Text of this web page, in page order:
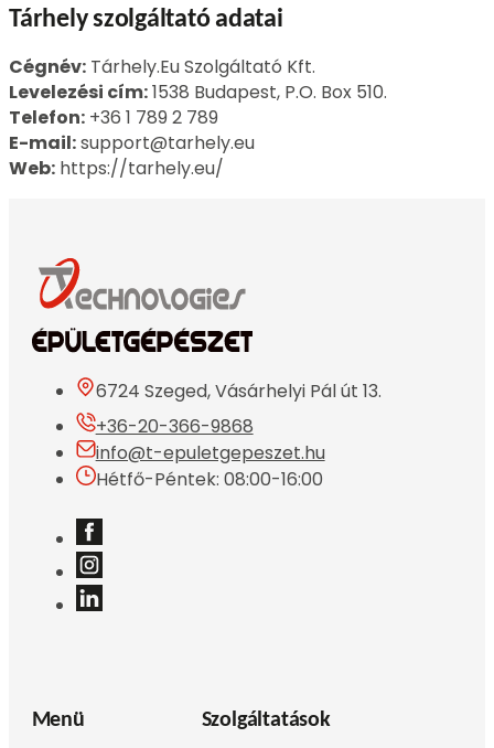
Tárhely szolgáltató adatai
Cégnév: Tárhely.Eu Szolgáltató Kft.
Levelezési cím:1538 Budapest, P.O. Box 510.
Telefon: +36 1 789 2 789
E-mail:support@tarhely.eu
Web: https://tarhely.eu/
6724 Szeged, Vásárhelyi Pál út 13.
+36-20-366-9868
info@t-epuletgepeszet.hu
Hétfő-Péntek: 08:00-16:00
Menü Szolgáltatások